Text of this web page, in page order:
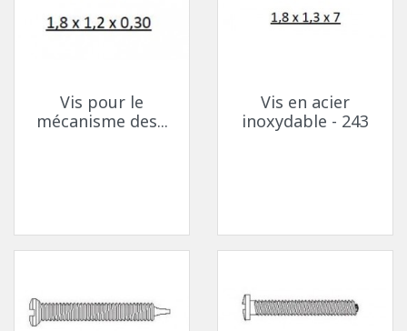
Vis pour le
mécanisme des...
Vis en acier
inoxydable - 243